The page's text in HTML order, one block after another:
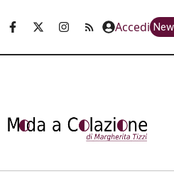
Accedi